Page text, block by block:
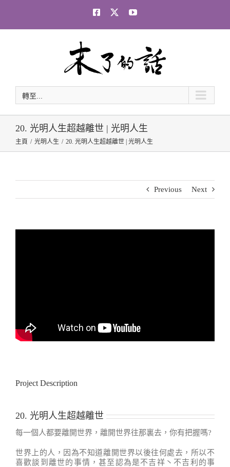
Facebook
TwitterYouTube
轉至...
20. 光明人生超越離世 | 光明人生
主頁 光明人生 20. 光明人生超越離世 | 光明人生
Previous Next
Project Description
20. 光明人生超越離世
每一個人都要離開世界，離開世界往那裏去，你有把握嗎?
世界上的人，因為不知道離開世界以後往何處去，所以不
喜歡談到離世的事情，甚至認為是不吉祥丶不吉利的事